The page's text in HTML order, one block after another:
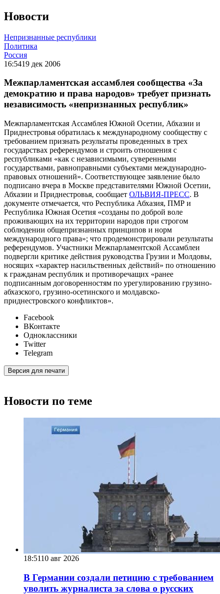
Новости
Непризнанные республики
Политика
Россия
16:5419 дек 2006
Межпарламентская ассамблея сообщества «За
демократию и права народов» требует признать
независимость «непризнанных республик»
Межпарламентская Ассамблея Южной Осетии, Абхазии и
Приднестровья обратилась к международному сообществу с
требованием признать результаты проведенных в трех
государствах референдумов и строить отношения с
республиками «как с независимыми, суверенными
государствами, равноправными субъектами международно-
правовых отношений». Соответствующее заявление было
подписано вчера в Москве представителями Южной Осетии,
Абхазии и Приднестровья, сообщает ОЛЬВИЯ-ПРЕСС. В
документе отмечается, что Республика Абхазия, ПМР и
Республика Южная Осетия «созданы по доброй воле
проживающих на их территории народов при строгом
соблюдении общепризнанных принципов и норм
международного права»; что продемонстрировали результаты
референдумов. Участники Межпарламентской Ассамблеи
подвергли критике действия руководства Грузии и Молдовы,
носящих «характер насильственных действий» по отношению
к гражданам республик и противоречащих «ранее
подписанным договоренностям по урегулированию грузино-
абхазского, грузино-осетинского и молдавско-
приднестровского конфликтов».
Facebook
ВКонтакте
Одноклассники
Twitter
Telegram
Версия для печати
Новости по теме
18:5110 авг 2026
В Германии создали петицию с требованием
уволить журналиста за слова о русских